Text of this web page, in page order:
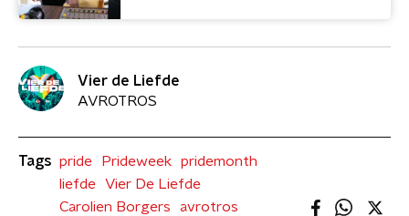
Vier de Liefde
AVROTROS
Tags pride Prideweek
pridemonth
liefde
Vier De Liefde
Carolien Borgers
avrotros